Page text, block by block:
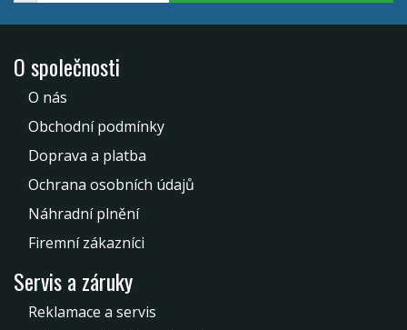
O společnosti
O nás
Obchodní podmínky
Doprava a platba
Ochrana osobních údajů
Náhradní plnění
Firemní zákazníci
Servis a záruky
Reklamace a servis